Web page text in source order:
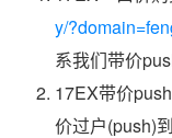
y/
系我们带价
17EX带价
价过户(push)